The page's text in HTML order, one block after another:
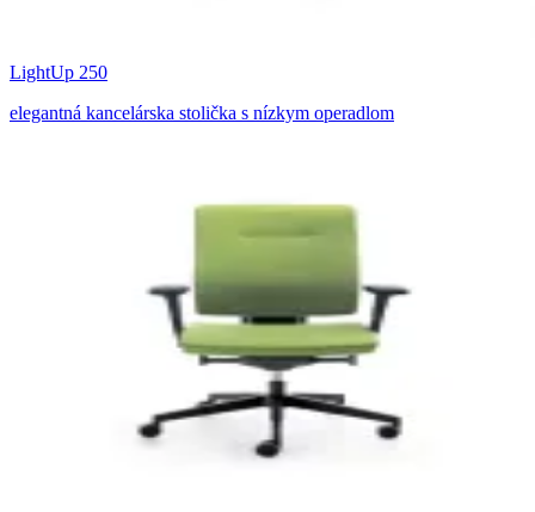
LightUp 250
elegantná kancelárska stolička s nízkym operadlom